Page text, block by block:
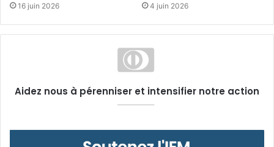
16 juin 2026 4 juin 2026
Aidez nous à pérenniser et intensifier notre action